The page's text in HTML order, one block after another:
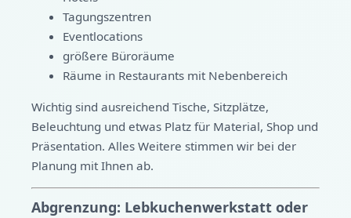
Tagungszentren
Eventlocations
größere Büroräume
Räume in Restaurants mit Nebenbereich
Wichtig sind ausreichend Tische, Sitzplätze,
Beleuchtung und etwas Platz für Material, Shop und
Präsentation. Alles Weitere stimmen wir bei der
Planung mit Ihnen ab.
Abgrenzung: Lebkuchenwerkstatt oder